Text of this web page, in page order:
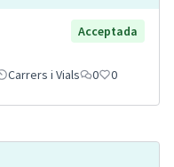
Acceptada
Carrers i Vials 0 0